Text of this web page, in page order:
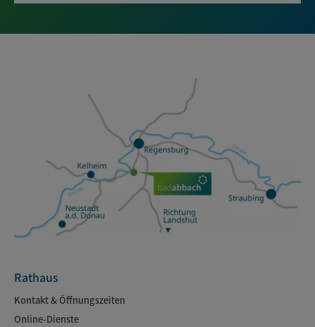
Rathaus
Kontakt & Öffnungszeiten
Online-Dienste